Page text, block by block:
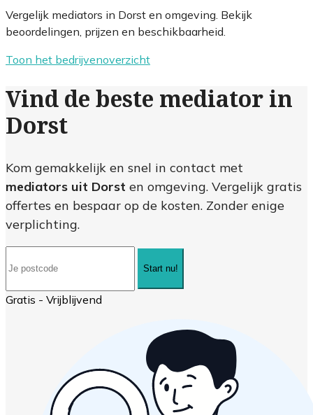
Vergelijk mediators in Dorst en omgeving. Bekijk
beoordelingen, prijzen en beschikbaarheid.
Toon het bedrijvenoverzicht
Vind de beste mediator in
Dorst
Kom gemakkelijk en snel in contact met
mediators uit Dorst en omgeving. Vergelijk gratis
offertes en bespaar op de kosten. Zonder enige
verplichting.
Start nu!
Gratis - Vrijblijvend